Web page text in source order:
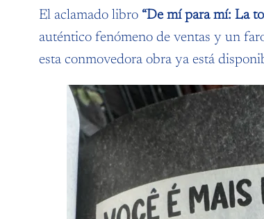
El aclamado libro “De mí para mí: La
auténtico fenómeno de ventas y un
esta conmovedora obra ya está